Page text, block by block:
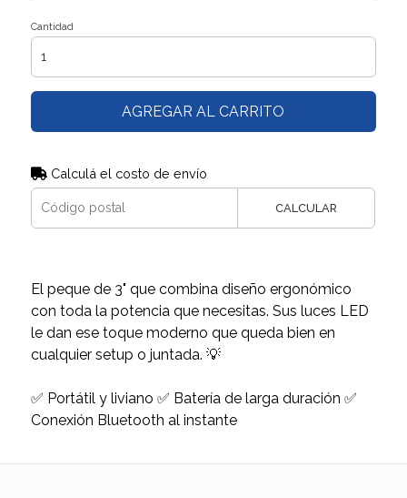
Cantidad
AGREGAR AL CARRITO
Calculá el costo de envío
CALCULAR
El peque de 3" que combina diseño ergonómico
con toda la potencia que necesitas. Sus luces LED
le dan ese toque moderno que queda bien en
cualquier setup o juntada. 💡
✅ Portátil y liviano ✅ Batería de larga duración ✅
Conexión Bluetooth al instante